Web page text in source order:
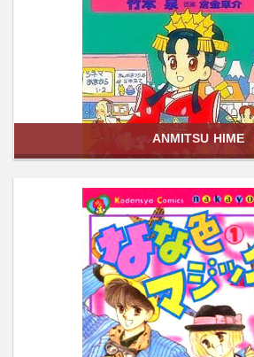
ANMITSU HIME